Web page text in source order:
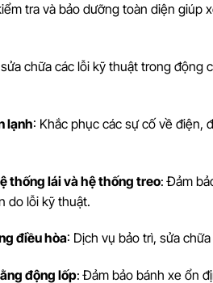
tra và bảo dưỡng toàn diện giúp
chữa các lỗi kỹ thuật trong động
lạnh: Khắc phục các sự cố về điện,
thống lái và hệ thống treo: Đảm
do lỗi kỹ thuật.
điều hòa: Dịch vụ bảo trì, sửa
động lốp: Đảm bảo bánh xe ổn